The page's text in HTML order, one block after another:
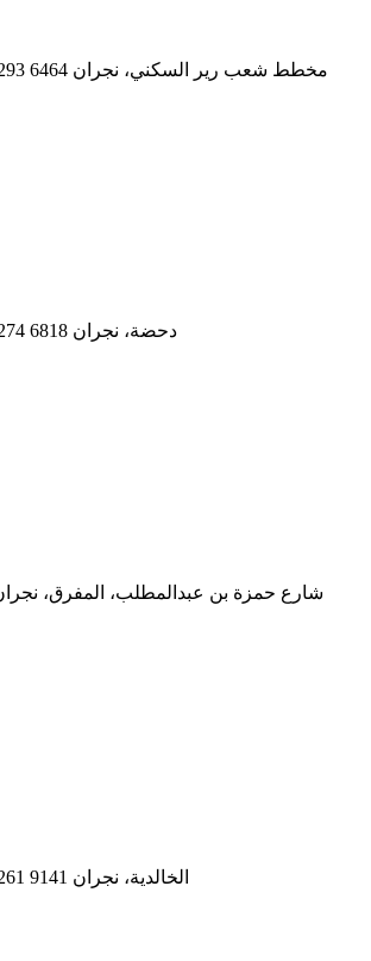
2568، مخطط شعب رير السكني، نجران 66293 6464، السعودية
5111، دحضة، نجران 66274 6818، السعودية
3386، الخالدية، نجران 66261 9141، السعودية